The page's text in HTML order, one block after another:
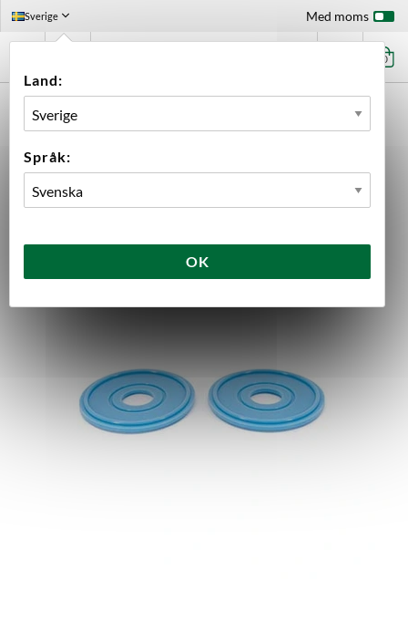
Sverige
Land:
Språk:
OK
Med moms
0
2" TC PACKNING TILL 30 MM FILTER 2-PACK BREWTOOLS